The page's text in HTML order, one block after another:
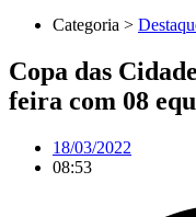
Categoria >
Copa das
feira com 08
18/03/2022
08:53